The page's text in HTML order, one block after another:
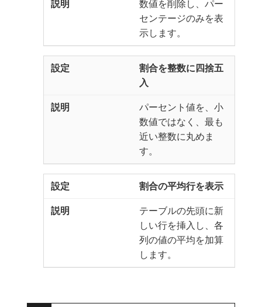
数値を削除し、パー
センテージのみを表
示します。
割合を整数に四捨五
入
パーセント値を、小
数値ではなく、最も
近い整数に丸めま
す。
割合の平均行を表示
テーブルの先頭に新
しい行を挿入し、各
列の値の平均を加算
します。